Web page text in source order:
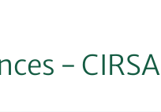
- CIRSA